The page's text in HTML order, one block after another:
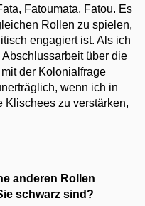
Fatoumata, Fatou. Es
Rollen zu spielen,
engagiert ist. Als ich
über die
der Kolonialfrage
wenn ich in
Klischees zu verstärken,
anderen Rollen
schwarz sind?